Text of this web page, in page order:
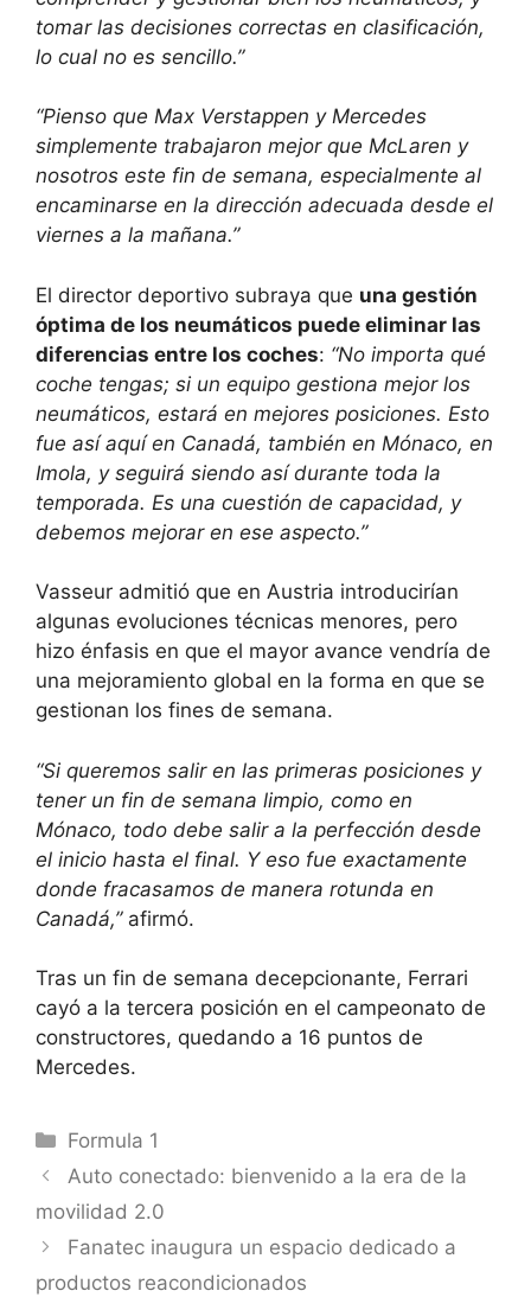
tomar las decisiones correctas en clasificación,
lo cual no es sencillo.”
“Pienso que Max Verstappen y Mercedes
simplemente trabajaron mejor que McLaren y
nosotros este fin de semana, especialmente al
encaminarse en la dirección adecuada desde el
viernes a la mañana.”
El director deportivo subraya que una gestión
óptima de los neumáticos puede eliminar las
diferencias entre los coches: “No importa qué
coche tengas; si un equipo gestiona mejor los
neumáticos, estará en mejores posiciones. Esto
fue así aquí en Canadá, también en Mónaco, en
Imola, y seguirá siendo así durante toda la
temporada. Es una cuestión de capacidad, y
debemos mejorar en ese aspecto.”
Vasseur admitió que en Austria introducirían
algunas evoluciones técnicas menores, pero
hizo énfasis en que el mayor avance vendría de
una mejoramiento global en la forma en que se
gestionan los fines de semana.
“Si queremos salir en las primeras posiciones y
tener un fin de semana limpio, como en
Mónaco, todo debe salir a la perfección desde
el inicio hasta el final. Y eso fue exactamente
donde fracasamos de manera rotunda en
Canadá,”afirmó.
Tras un fin de semana decepcionante, Ferrari
cayó a la tercera posición en el campeonato de
constructores, quedando a 16 puntos de
Mercedes.
Categorías
Formula 1
Auto conectado: bienvenido a la era de la
movilidad 2.0
Fanatec inaugura un espacio dedicado a
productos reacondicionados